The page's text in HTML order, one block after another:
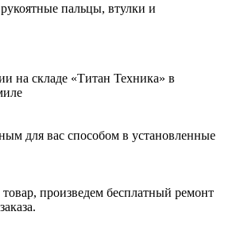
пальцы, втулки и
на складе «Титан Техника» в
для вас способом в установленные
произведем бесплатный ремонт